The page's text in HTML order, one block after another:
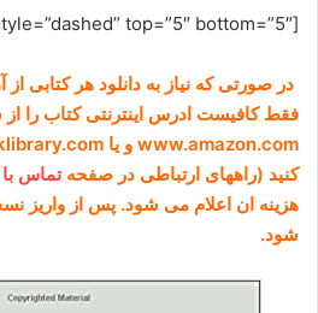
[divider style=”dashed” top=”5″ bottom=”5″]
در صورتی که نیاز به دانلود هر کتابی از
فقط کافیست ادرس اینترنتی کتاب را
کنید (راههای ارتباطی در صفحهتماس با
هزینه ان اعلام می شود. پس از واریز
شود.